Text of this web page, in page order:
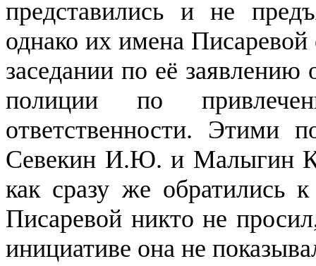
представились и не
однако их имена Писаревой
заседании по её
полиции по
ответственности. Этими
Севекин И.Ю. и Малыгин
как сразу же обратились
Писаревой никто не
инициативе она не